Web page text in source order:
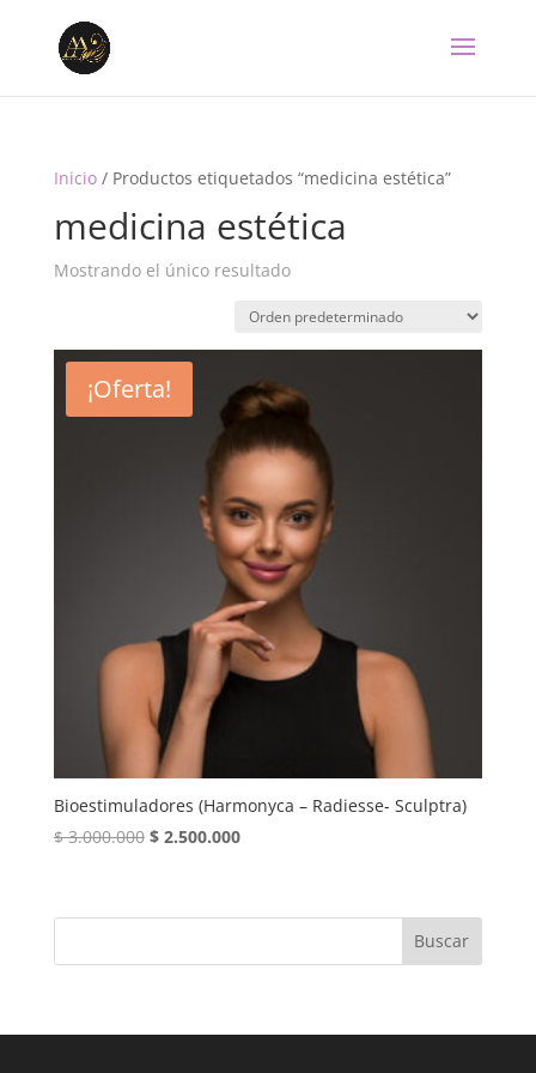
Inicio/ Productos etiquetados “medicina estética”
medicina estética
Mostrando el único resultado
¡Oferta!
Bioestimuladores (Harmonyca – Radiesse- Sculptra)
$3.000.000 El
era:
$2.500.000El
es:
Buscar